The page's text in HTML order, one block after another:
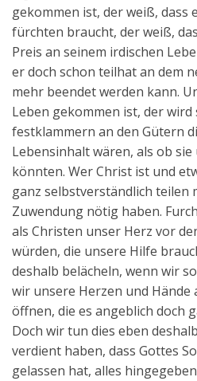
gekommen ist, der weiß, dass
fürchten braucht, der weiß,
Preis an seinem irdischen
er doch schon teilhat an dem
mehr beendet werden kann.
Leben gekommen ist, der
festklammern an den Gütern
Lebensinhalt wären, als ob
könnten. Wer Christ ist und
ganz selbstverständlich teilen
Zuwendung nötig haben.
als Christen unser Herz vor
würden, die unsere Hilfe
deshalb belächeln, wenn wir
wir unsere Herzen und Hände
öffnen, die es angeblich doch
Doch wir tun dies eben
verdient haben, dass Gottes
gelassen hat, alles